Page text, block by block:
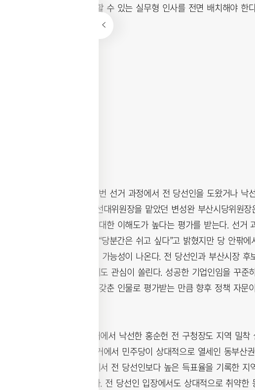
를 원활하게 연결할 수 있는 실무형 인사를 전면 배치해야 한
이 같은 이유로 이번 선거 과정에서 전 당선인을 도왔거나
전 당선인의 상임선대위원장을 맡았던 변성완 부산시당위원
내며 시정 전반에 대한 이해도가 높다는 평가를 받는다. 선
변 위원장은 최근 “당분간은 쉬고 싶다”고 밝혔지만 당 안팎
정 역할을 맡게 될 가능성이 나온다. 전 당선인과 부산시장
당위원장의 행보에도 관심이 쏠린다. 성공한 기업인임을 꾸
제 분야 전문성을 갖춘 인물로 평가받는 만큼 향후 정책 자
해운대구청장 선거에서 낙선한 홍순헌 전 구청장도 지역 밀
전문가로 이번 선거에서 민주당이 상대적으로 열세인 동부
기초단체장 선거에서 전 당선인보다 높은 득표율을 기록한
증됐다는 분석이다. 전 당선인 입장에서도 상대적으로 취약